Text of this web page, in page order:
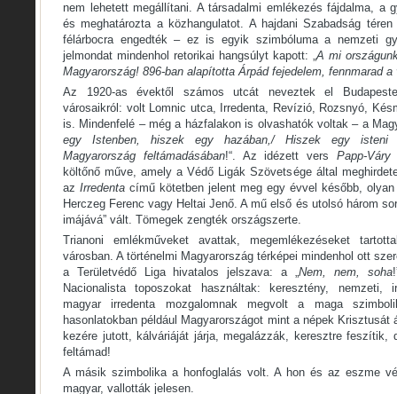
nem lehetett megállítani. A társadalmi emlékezés fájdalma, a
és meghatározta a közhangulatot. A hajdani Szabadság
félárbocra engedték – ez is egyik szimbóluma a nemzeti
jelmondat mindenhol retorikai hangsúlyt kapott: „A mi
Magyarország! 896-ban alapította Árpád fejedelem, fennmarad
Az 1920-as évektől számos utcát neveztek el
városaikról: volt Lomnic utca, Irredenta, Revízió, Rozsnyó,
is. Mindenfelé – még a házfalakon is olvashatók voltak – a
egy Istenben, hiszek egy hazában,/ Hiszek egy isteni
Magyarország feltámadásában!“. Az idézett vers Papp-
költőnő műve, amely a Védő Ligák Szövetsége által
az Irredenta című kötetben jelent meg egy évvel később,
Herczeg Ferenc vagy Heltai Jenő. A mű első és utolsó három
imájává” vált. Tömegek zengték országszerte.
Trianoni emlékműveket avattak, megemlékezéseket
városban. A történelmi Magyarország térképei mindenhol ott
a Területvédő Liga hivatalos jelszava: a „Nem, nem, soha
Nacionalista toposzokat használtak: keresztény, nemzeti,
magyar irredenta mozgalomnak megvolt a maga
hasonlatokban például Magyarországot mint a népek
kezére jutott, kálváriáját járja, megalázzák, keresztre feszítik,
feltámad!
A másik szimbolika a honfoglalás volt. A hon és az eszme
magyar, vallották jelesen.